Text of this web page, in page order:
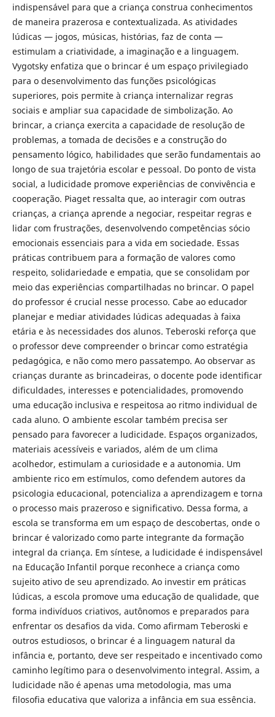
indispensável para que a criança construa conhecimentos
de maneira prazerosa e contextualizada. As atividades
lúdicas — jogos, músicas, histórias, faz de conta —
estimulam a criatividade, a imaginação e a linguagem.
Vygotsky enfatiza que o brincar é um espaço privilegiado
para o desenvolvimento das funções psicológicas
superiores, pois permite à criança internalizar regras
sociais e ampliar sua capacidade de simbolização. Ao
brincar, a criança exercita a capacidade de resolução de
problemas, a tomada de decisões e a construção do
pensamento lógico, habilidades que serão fundamentais ao
longo de sua trajetória escolar e pessoal. Do ponto de vista
social, a ludicidade promove experiências de convivência e
cooperação. Piaget ressalta que, ao interagir com outras
crianças, a criança aprende a negociar, respeitar regras e
lidar com frustrações, desenvolvendo competências sócio
emocionais essenciais para a vida em sociedade. Essas
práticas contribuem para a formação de valores como
respeito, solidariedade e empatia, que se consolidam por
meio das experiências compartilhadas no brincar. O papel
do professor é crucial nesse processo. Cabe ao educador
planejar e mediar atividades lúdicas adequadas à faixa
etária e às necessidades dos alunos. Teberoski reforça que
o professor deve compreender o brincar como estratégia
pedagógica, e não como mero passatempo. Ao observar as
crianças durante as brincadeiras, o docente pode identificar
dificuldades, interesses e potencialidades, promovendo
uma educação inclusiva e respeitosa ao ritmo individual de
cada aluno. O ambiente escolar também precisa ser
pensado para favorecer a ludicidade. Espaços organizados,
materiais acessíveis e variados, além de um clima
acolhedor, estimulam a curiosidade e a autonomia. Um
ambiente rico em estímulos, como defendem autores da
psicologia educacional, potencializa a aprendizagem e torna
o processo mais prazeroso e significativo. Dessa forma, a
escola se transforma em um espaço de descobertas, onde o
brincar é valorizado como parte integrante da formação
integral da criança. Em síntese, a ludicidade é indispensável
na Educação Infantil porque reconhece a criança como
sujeito ativo de seu aprendizado. Ao investir em práticas
lúdicas, a escola promove uma educação de qualidade, que
forma indivíduos criativos, autônomos e preparados para
enfrentar os desafios da vida. Como afirmam Teberoski e
outros estudiosos, o brincar é a linguagem natural da
infância e, portanto, deve ser respeitado e incentivado como
caminho legítimo para o desenvolvimento integral. Assim, a
ludicidade não é apenas uma metodologia, mas uma
filosofia educativa que valoriza a infância em sua essência.